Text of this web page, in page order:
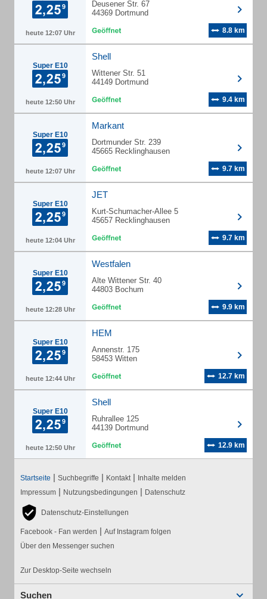
heute 12:07 Uhr
Deusener Str. 67
44369 Dortmund
8.8 km
Super E10
heute 12:50 Uhr
Shell
Wittener Str. 51
44149 Dortmund
9.4 km
Super E10
heute 12:07 Uhr
Markant
Dortmunder Str. 239
45665 Recklinghausen
9.7 km
Super E10
heute 12:04 Uhr
JET
Kurt-Schumacher-Allee 5
45657 Recklinghausen
9.7 km
Super E10
heute 12:28 Uhr
Westfalen
Alte Wittener Str. 40
44803 Bochum
9.9 km
Super E10
heute 12:44 Uhr
HEM
Annenstr. 175
58453 Witten
12.7 km
Super E10
heute 12:50 Uhr
Shell
Ruhrallee 125
44139 Dortmund
12.9 km
Startseite | Suchbegriffe | Kontakt | Inhalte melden
Impressum | Nutzungsbedingungen | Datenschutz
Datenschutz-Einstellungen
Facebook - Fan werden | Auf Instagram folgen
Über den Messenger suchen
Zur Desktop-Seite wechseln
Suchen